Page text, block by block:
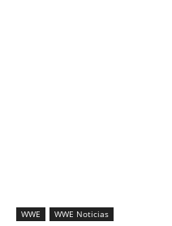
WWE WWE Noticias